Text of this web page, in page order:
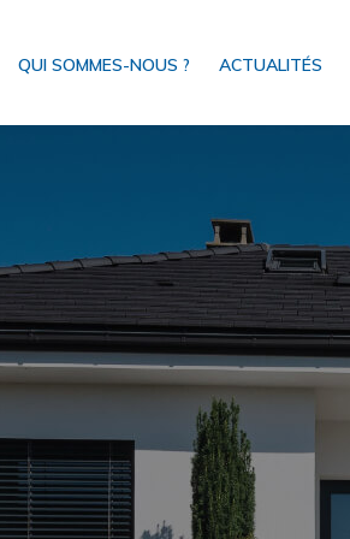
QUI SOMMES-NOUS ? ACTUALITÉS